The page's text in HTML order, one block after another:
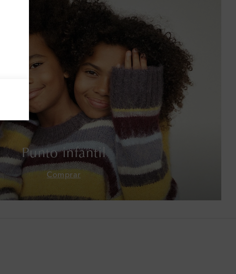
Punto infantil
Comprar
Austria
Azerbaiyán
Bangladés
Barbados
Baréin